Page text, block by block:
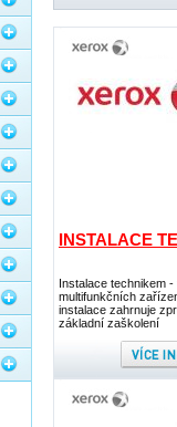
INSTALACE
Instalace technikem
multifunkčních
instalace zahrnuje
základní zaškolení